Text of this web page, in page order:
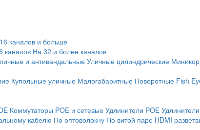
каналов и больше
каналов На 32 и более каналов
и антивандальные Уличные цилиндрические
Купольные уличные Малогабаритные Поворотные Fish
Коммутаторы POE и сетевые Удлинители POE
кабелю По оптоволокну По витой паре HDMI